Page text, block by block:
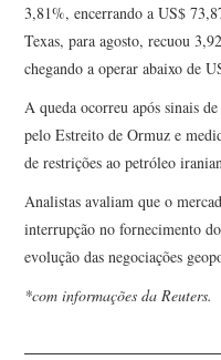
3,81%, encerrando a US$
Texas, para agosto, recuou
chegando a operar abaixo de
A queda ocorreu após sinais
pelo Estreito de Ormuz e
de restrições ao petróleo
Analistas avaliam que o
interrupção no fornecimento
evolução das negociações
*com informações da Reuters.